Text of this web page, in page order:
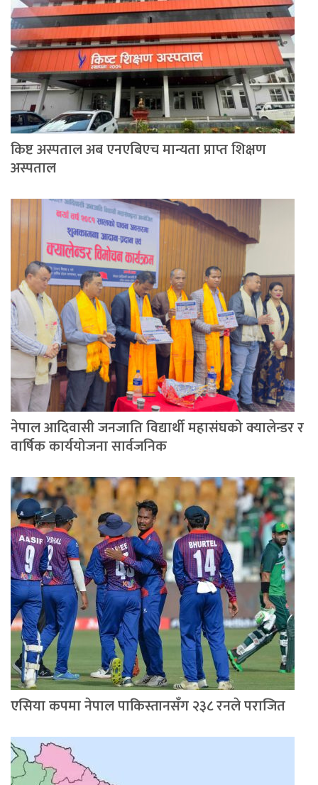
किष्ट अस्पताल अब एनएबिएच मान्यता प्राप्त शिक्षण
अस्पताल
नेपाल आदिवासी जनजाति विद्यार्थी महासंघको क्यालेन्डर र
वार्षिक कार्ययोजना सार्वजनिक
एसिया कपमा नेपाल पाकिस्तानसँग २३८ रनले पराजित